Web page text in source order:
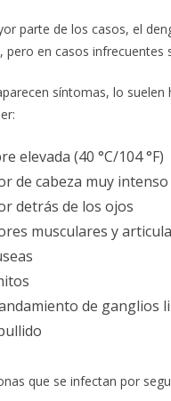
parte de los casos, el
pero en casos infrecuentes
síntomas, lo suelen
elevada (40 °C/104 °F)
de cabeza muy intenso
detrás de los ojos
musculares y
de ganglios
que se infectan por